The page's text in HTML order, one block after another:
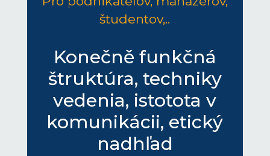
študentov,..
Konečně funkčná
štruktúra, techniky
vedenia, istotota v
komunikácii, etický
nadhľad